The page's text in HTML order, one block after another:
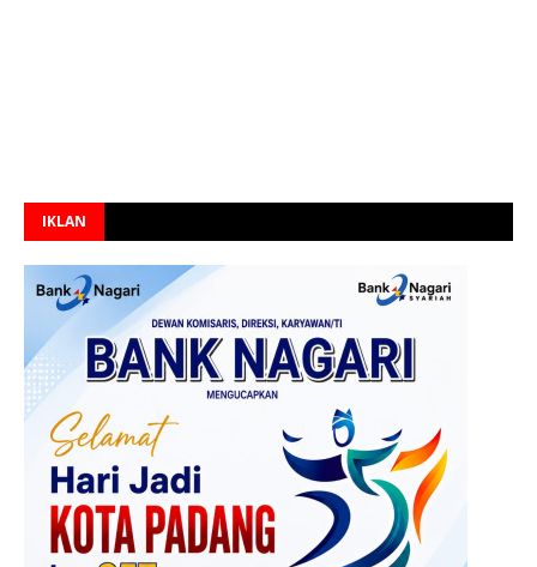
IKLAN